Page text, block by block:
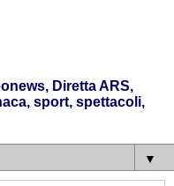
Diretta ARS,
sport, spettacoli,
▼